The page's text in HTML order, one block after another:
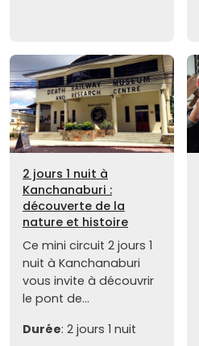
2 jours 1 nuit à
Kanchanaburi :
découverte de la
nature et histoire
Ce mini circuit 2 jours 1
nuit à Kanchanaburi
vous invite à découvrir
le pont de...
Durée: 2 jours 1 nuit